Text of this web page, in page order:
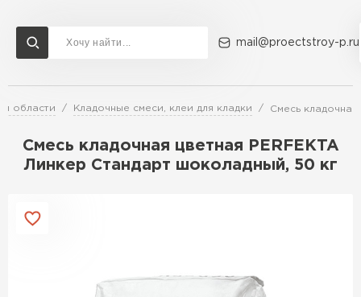
mail@proectstroy-p.ru
области Кладочные смеси, клеи для кладки Смесь
Смесь кладочная цветная PERFEKTA
Линкер Стандарт шоколадный, 50 кг
Доставка и оплата Акции О компании Контакты
Перейти в каталог
Газобетон СК
Газобетон Бонолит